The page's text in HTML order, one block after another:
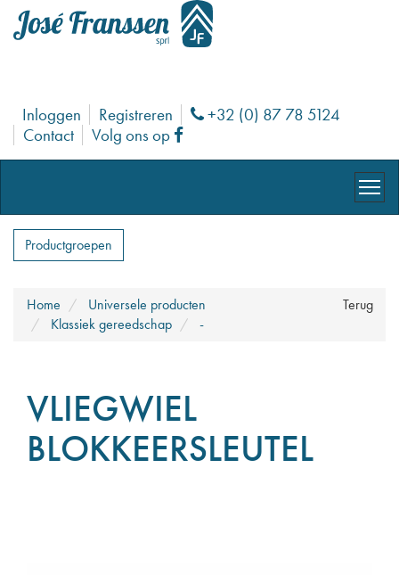
Inloggen Registreren Phone
+32 (0) 87 78 5124
Contact
Volg ons op Facebook
Productgroepen
Terug
Home
Universele producten
Klassiek gereedschap
-
VLIEGWIEL
BLOKKEERSLEUTEL